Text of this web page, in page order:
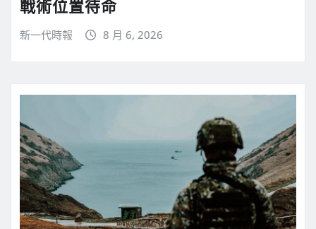
戰術位置待命
新一代時報 8 月 6, 2026